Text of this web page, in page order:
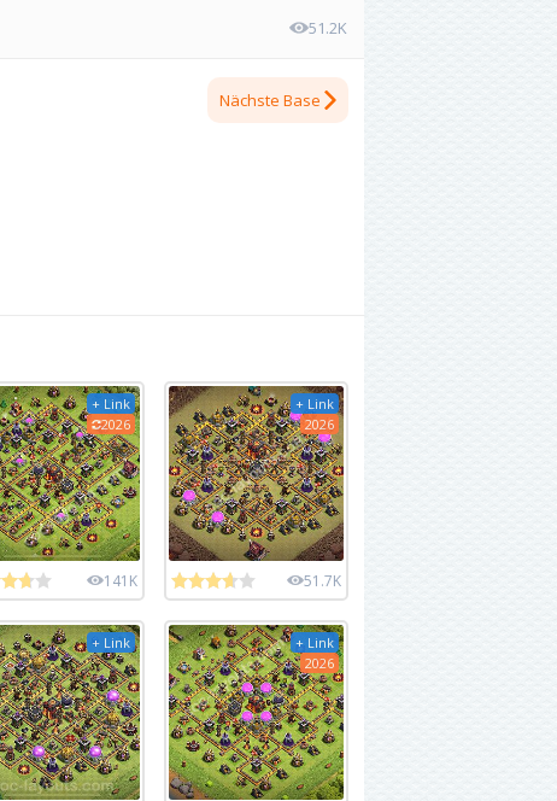
51.2K
Nächste Base
+ Link
2026
141K
+ Link
2026
51.7K
+ Link
+ Link
2026